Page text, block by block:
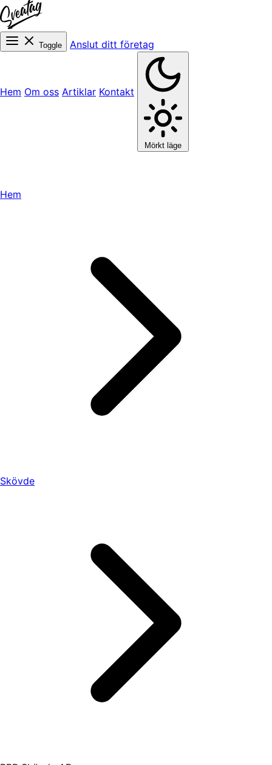
Toggle Anslut ditt företag
Hem Om oss Artiklar Kontakt
Mörkt läge
Hem
Skövde